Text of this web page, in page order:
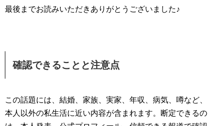
最後までお読みいただきありがとうございました♪
確認できることと注意点
この話題には、結婚、家族、実家、年収、病気、噂など、
本人以外の私生活に近い内容が含まれます。断定できるの